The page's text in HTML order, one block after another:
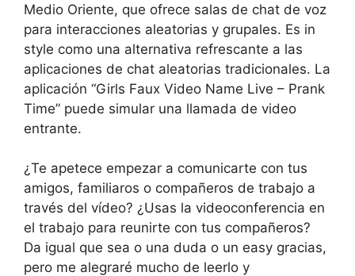
Medio Oriente, que ofrece salas de chat de voz
para interacciones aleatorias y grupales. Es in
style como una alternativa refrescante a las
aplicaciones de chat aleatorias tradicionales. La
aplicación “Girls Faux Video Name Live – Prank
Time” puede simular una llamada de video
entrante.
¿Te apetece empezar a comunicarte con tus
amigos, familiaros o compañeros de trabajo a
través del vídeo? ¿Usas la videoconferencia en
el trabajo para reunirte con tus compañeros?
Da igual que sea o una duda o un easy gracias,
pero me alegraré mucho de leerlo y